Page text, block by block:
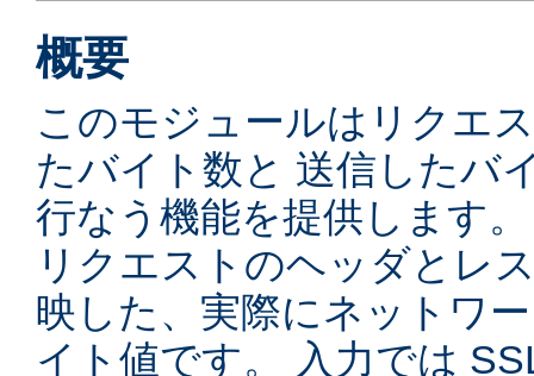
概要
このモジュールはリクエ
たバイト数と 送信したバ
行なう機能を提供します
リクエストのヘッダとレ
映した、実際にネットワ
イト値です。 入力では